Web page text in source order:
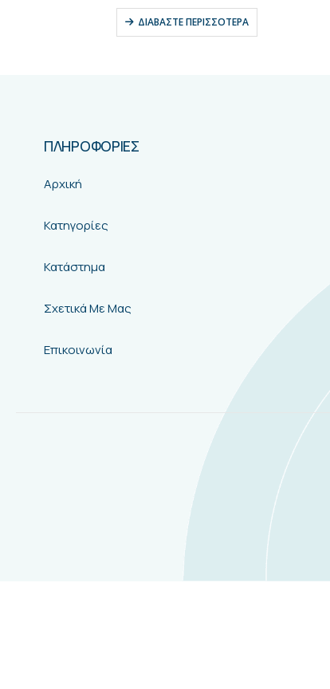
ΔΙΑΒΆΣΤΕ ΠΕΡΙΣΣΌΤΕΡΑ
ΠΛΗΡΟΦΟΡΙΕΣ
Αρχική
Κατηγορίες
Κατάστημα
Σχετικά Με Μας
Επικοινωνία